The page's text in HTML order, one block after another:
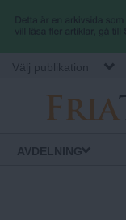
Välj publikation
F
AVDELNING